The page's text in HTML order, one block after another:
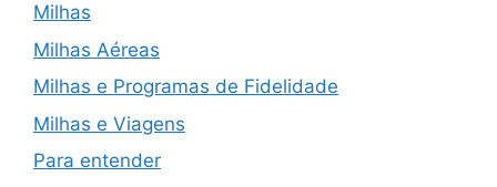
Milhas
Milhas Aéreas
Milhas e Programas de Fidelidade
Milhas e Viagens
Para entender